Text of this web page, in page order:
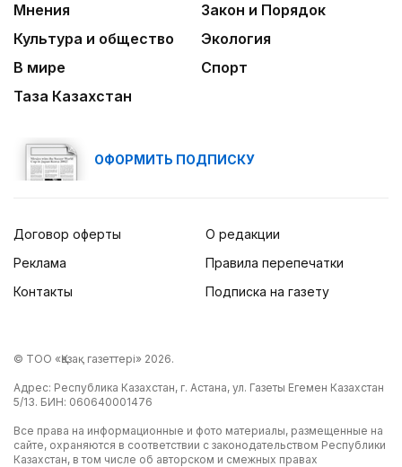
Мнения
Закон и Порядок
Культура и общество
Экология
В мире
Спорт
Таза Казахстан
ОФОРМИТЬ ПОДПИСКУ
Договор оферты
Реклама
Контакты
О редакции
Правила перепечатки
Подписка на газету
© ТОО «Қазақ газеттері» 2026.
Адрес: Республика Казахстан, г. Астана, ул. Газеты Егемен Казахстан
5/13. БИН: 060640001476
Все права на информационные и фото материалы, размещенные на
сайте, охраняются в соответствии с законодательством Республики
Казахстан, в том числе об авторском и смежных правах